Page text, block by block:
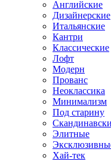
Английские
Дизайнерские
Итальянские
Кантри
Классические
Лофт
Модерн
Прованс
Неоклассика
Минимализм
Под старину
Элитные
Хай-тек